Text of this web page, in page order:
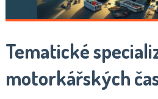
Tematické
motorkářských